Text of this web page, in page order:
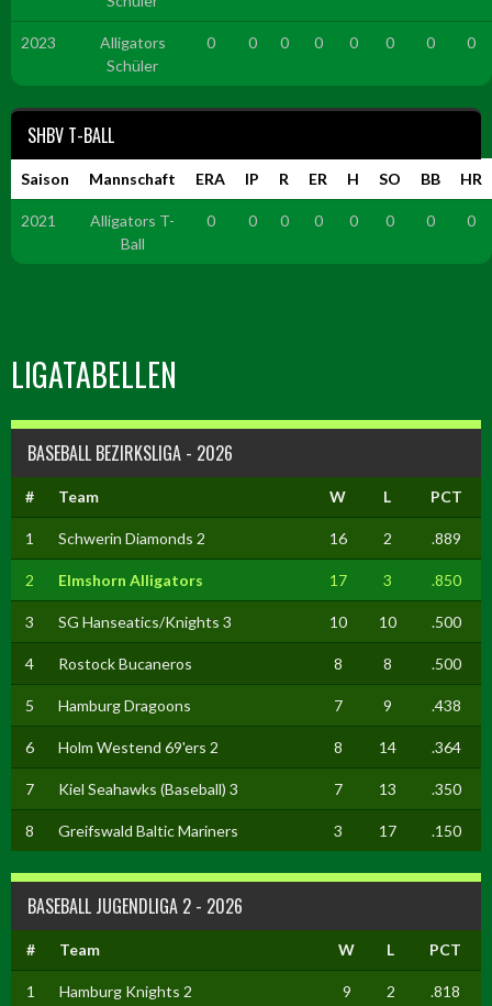
2023
Alligators
Schüler
0 0 0 0 0 0 0 0
SHBV T-BALL
Saison Mannschaft ERA IP R ER H SO BB HR
2021
Alligators T-
Ball
0 0 0 0 0 0 0 0
LIGATABELLEN
BASEBALL BEZIRKSLIGA - 2026
# Team W L PCT
1 Schwerin Diamonds 2 16 2 .889
2 Elmshorn Alligators 17 3 .850
3 SG Hanseatics/Knights 3 10 10 .500
4 Rostock Bucaneros 8 8 .500
5 Hamburg Dragoons 7 9 .438
6 Holm Westend 69'ers 2 8 14 .364
7 Kiel Seahawks (Baseball) 3 7 13 .350
8 Greifswald Baltic Mariners 3 17 .150
BASEBALL JUGENDLIGA 2 - 2026
# Team W L PCT
1 Hamburg Knights 2 9 2 .818